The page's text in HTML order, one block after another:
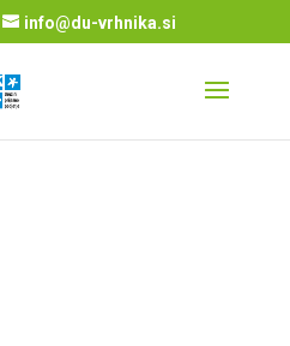
info@du-vrhnika.si